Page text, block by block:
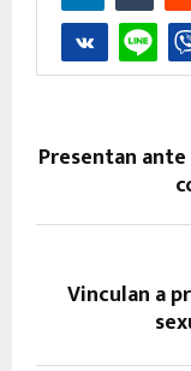
Presentan
Vinculan a